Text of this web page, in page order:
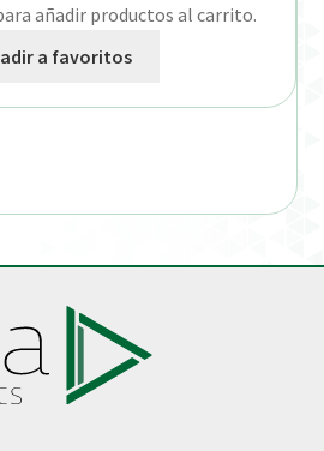
añadir productos al carrito.
a favoritos